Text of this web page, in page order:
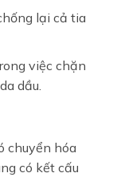
lại cả tia
việc chặn
dầu.
chuyển hóa
có kết cấu